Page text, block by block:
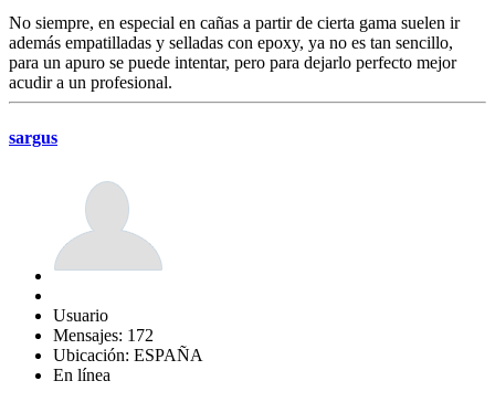
No siempre, en especial en cañas a partir de cierta gama suelen ir
además empatilladas y selladas con epoxy, ya no es tan sencillo,
para un apuro se puede intentar, pero para dejarlo perfecto mejor
acudir a un profesional.
sargus
Usuario
Mensajes: 172
Ubicación: ESPAÑA
En línea